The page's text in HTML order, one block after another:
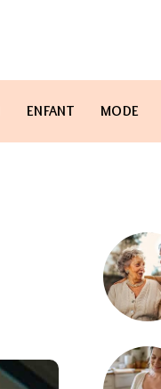
ENFANT MODE